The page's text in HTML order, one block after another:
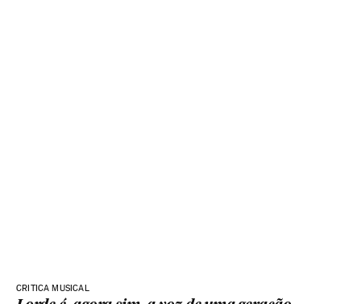
CRITICA MUSICAL